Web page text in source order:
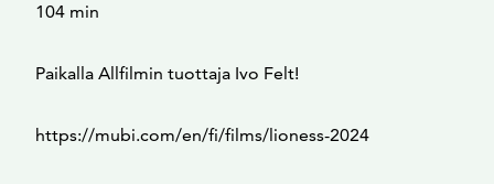
104 min
Paikalla Allfilmin tuottaja Ivo Felt!
https://mubi.com/en/fi/films/lioness-2024